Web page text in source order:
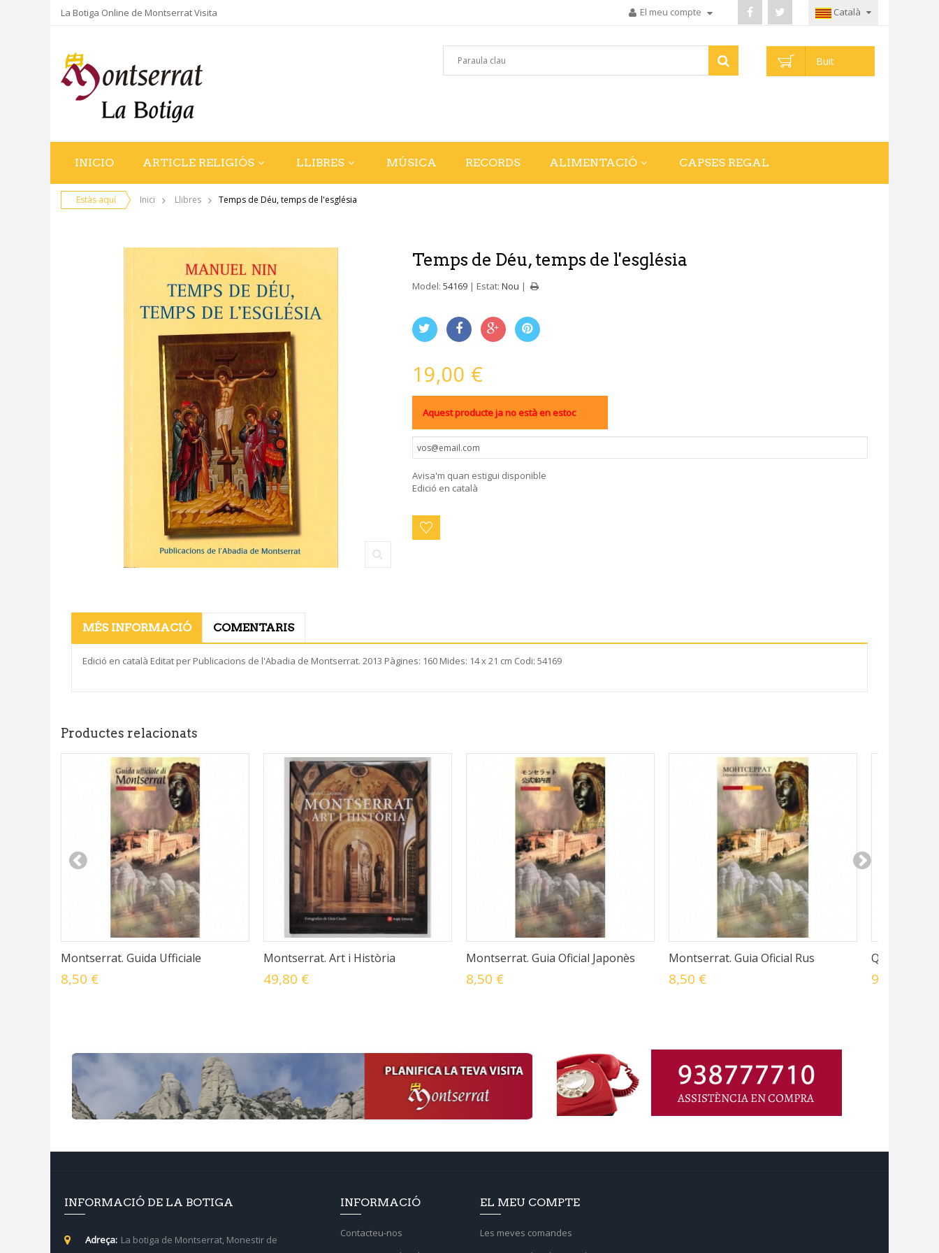
La Botiga Online de Montserrat Visita El meu compte Català
Buit
INICIO ARTICLE RELIGIÓS LLIBRES MÚSICA RECORDS ALIMENTACIÓ CAPSES REGAL
Estàs aquí Inici Llibres Temps de Déu, temps de l'església
Temps de Déu, temps de l'església
Model: 54169 Estat: Nou
19,00 €
Aquest producte ja no està en estoc
Avisa'm quan estigui disponible
Edició en català
MÉS INFORMACIÓ COMENTARIS
Edició en català Editat per Publicacions de l'Abadia de Montserrat. 2013 Pàgines: 160 Mides: 14 x 21 cm Codi: 54169
Productes relacionats
Montserrat. Guida Ufficiale
8,50 €
Montserrat. Art i Història
49,80 €
Montserrat. Guia Oficial Japonès
8,50 €
Montserrat. Guia Oficial Rus
8,50 €
Qué es
9,00 €
INFORMACIÓ DE LA BOTIGA
Adreça: La botiga de Montserrat, Monestir de
INFORMACIÓ
Contacteu-nos
EL MEU COMPTE
Les meves comandes